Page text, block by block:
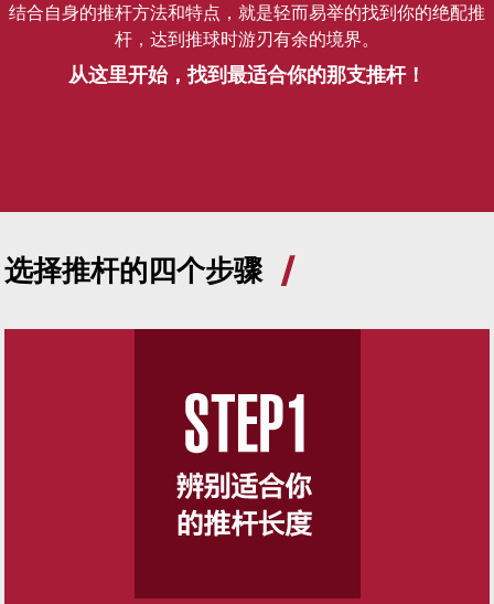
结合自身的推杆方法和特点，就是轻而易举的找到你的绝配推
杆，达到推球时游刃有余的境界。
从这里开始，找到最适合你的那支推杆！
选择推杆的四个步骤